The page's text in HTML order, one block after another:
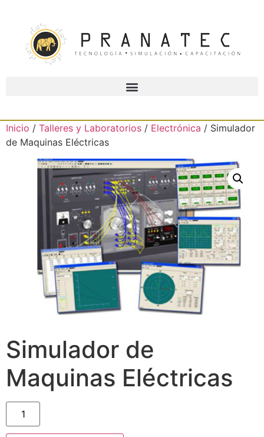
Inicio / Talleres y Laboratorios / Electrónica / Simulador
de Maquinas Eléctricas
Simulador de
Maquinas Eléctricas